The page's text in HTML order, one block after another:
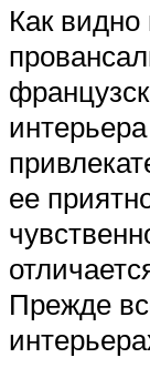
Как видно
ее
Прежде